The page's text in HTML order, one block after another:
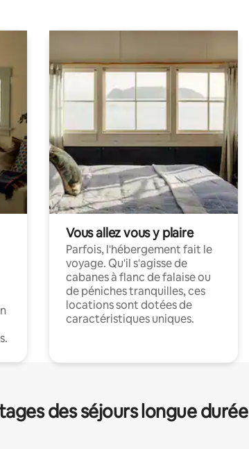
Vous allez vous y plaire
Parfois, l'hébergement fait le
voyage. Qu'il s'agisse de
cabanes à flanc de falaise ou
de péniches tranquilles, ces
locations sont dotées de
caractéristiques uniques.
des séjours longue durée